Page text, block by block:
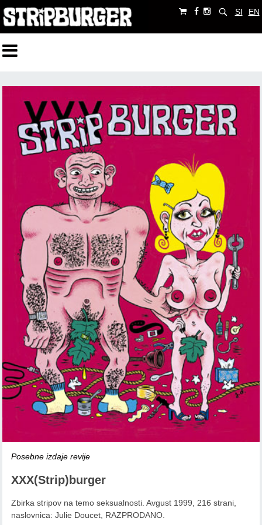
SI EN
Posebne izdaje revije
XXX(Strip)burger
Zbirka stripov na temo seksualnosti. Avgust 1999, 216 strani,
naslovnica: Julie Doucet, RAZPRODANO.